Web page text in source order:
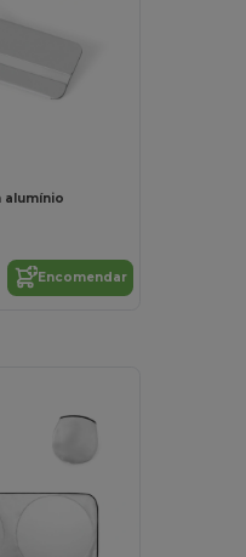
alumínio
Encomendar